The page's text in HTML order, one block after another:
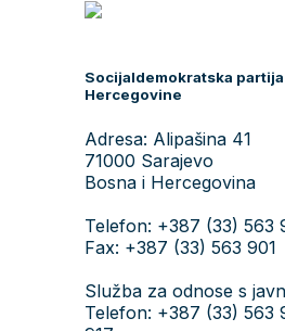
Socijaldemokratska partija
Hercegovine
Adresa: Alipašina 41
71000 Sarajevo
Bosna i Hercegovina
Telefon: +387 (33) 563
Fax: +387 (33) 563 901
Služba za odnose s
Telefon: +387 (33) 563